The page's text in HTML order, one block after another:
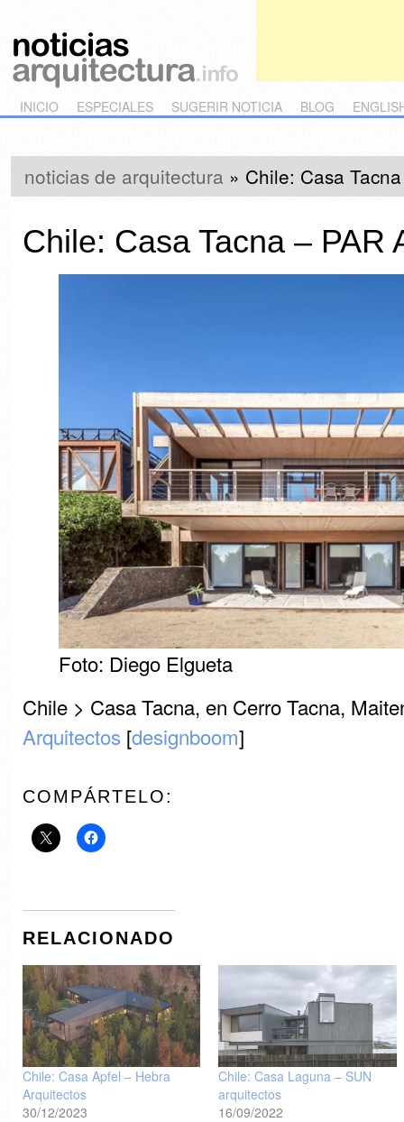
Main menu
Skip to primary content
Skip to secondary content
INICIO ESPECIALES SUGERIR NOTICIA BLOG
noticias de arquitectura » Chile: Casa
Chile: Casa Tacna – PAR
Foto: Diego Elgueta
Chile > Casa Tacna, en Cerro Tacna,
Arquitectos [designboom]
COMPÁRTELO:
RELACIONADO
Chile: Casa Apfel – Hebra
Arquitectos
30/12/2023
Chile: Casa Laguna – SUN
arquitectos
16/09/2022